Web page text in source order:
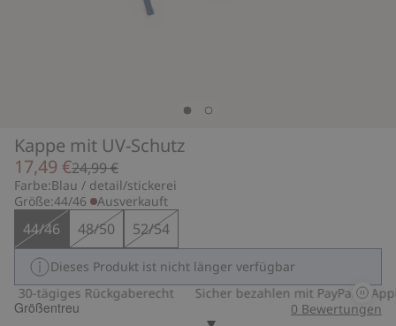
Kappe mit UV-Schutz
17,49 €24,99 €
Farbe:Blau / detail/stickerei
Größe:44/46 Ausverkauft
44/46 48/50 52/54
Dieses Produkt ist nicht länger verfügbar
30-tägiges Rückgaberecht
Sicher bezahlen mit PayPal &
Größentreu 0 Bewertungen